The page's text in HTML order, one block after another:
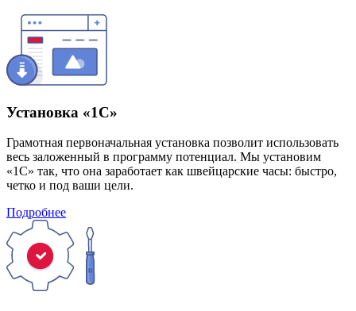
Установка «1С»
Грамотная первоначальная установка позволит использовать
весь заложенный в программу потенциал. Мы установим
«1С» так, что она заработает как швейцарские часы: быстро,
четко и под ваши цели.
Подробнее